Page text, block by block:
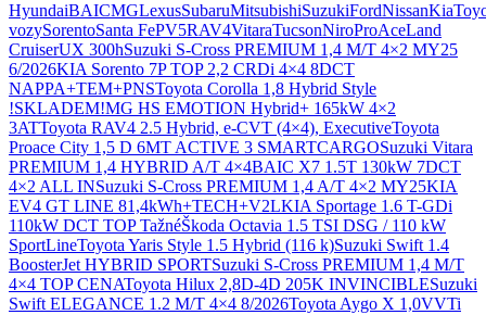
HyundaiBAICMGLexusSubaruMitsubishiSuzukiFordNissanKia
vozySorentoSanta FePV5RAV4VitaraTucsonNiroProAceLand
CruiserUX 300hSuzuki S-Cross PREMIUM 1,4 M/T 4×2 MY25
6/2026KIA Sorento 7P TOP 2,2 CRDi 4×4 8DCT
NAPPA+TEM+PNSToyota Corolla 1,8 Hybrid Style
!SKLADEM!MG HS EMOTION Hybrid+ 165kW 4×2
3ATToyota RAV4 2.5 Hybrid, e-CVT (4×4), ExecutiveToyota
Proace City 1,5 D 6MT ACTIVE 3 SMARTCARGOSuzuki Vitara
PREMIUM 1,4 HYBRID A/T 4×4BAIC X7 1.5T 130kW 7DCT
4×2 ALL INSuzuki S-Cross PREMIUM 1,4 A/T 4×2 MY25KIA
EV4 GT LINE 81,4kWh+TECH+V2LKIA Sportage 1.6 T-GDi
110kW DCT TOP TažnéŠkoda Octavia 1.5 TSI DSG / 110 kW
SportLineToyota Yaris Style 1.5 Hybrid (116 k)Suzuki Swift 1.4
BoosterJet HYBRID SPORTSuzuki S-Cross PREMIUM 1,4 M/T
4×4 TOP CENAToyota Hilux 2,8D-4D 205K INVINCIBLESuzuki
Swift ELEGANCE 1.2 M/T 4×4 8/2026Toyota Aygo X 1,0VVTi